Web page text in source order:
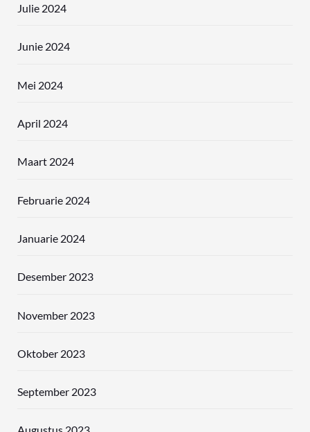
Julie 2024
Junie 2024
Mei 2024
April 2024
Maart 2024
Februarie 2024
Januarie 2024
Desember 2023
November 2023
Oktober 2023
September 2023